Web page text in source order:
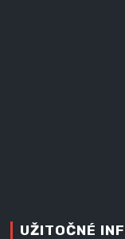
UŽITOČNÉ